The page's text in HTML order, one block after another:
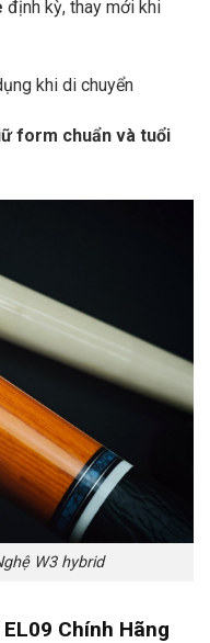
định kỳ, thay mới khi
khi di chuyển
form chuẩn và tuổi
W3 hybrid
Chính Hãng